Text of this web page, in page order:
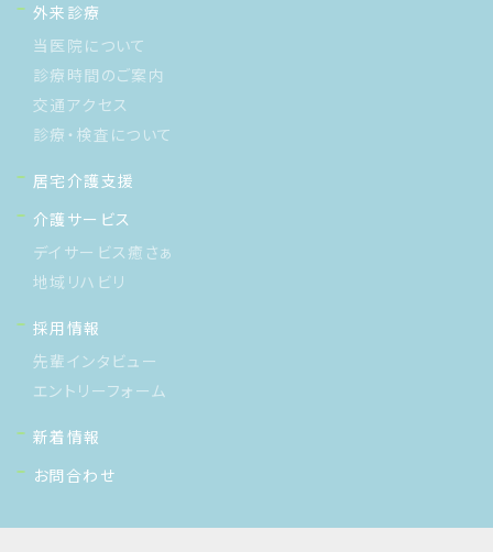
外来診療
当医院について
診療時間のご案内
交通アクセス
診療・検査について
居宅介護支援
介護サービス
デイサービス癒さぁ
地域リハビリ
採用情報
先輩インタビュー
エントリーフォーム
新着情報
お問合わせ